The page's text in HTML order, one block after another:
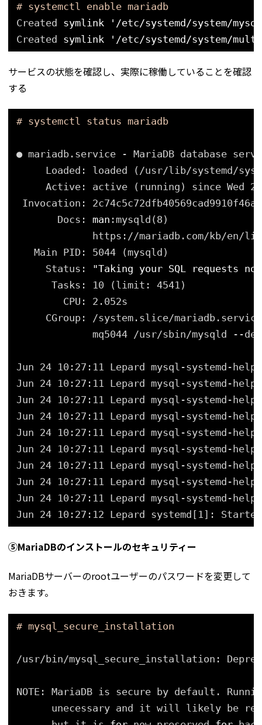
# systemctl enable mariadb
Created symlink
'/etc/systemd/system/
Created symlink '/etc/systemd/system/
サービスの状態を確認し、実際に稼働していることを確認
する
# systemctl status mariadb
● mariadb.service - MariaDB database
Loaded: loaded ( /usr/lib/systemd/
Active: active (running) since Wed
Invocation:
Docs: man :mysqld(8)
https: //mariadb .com/kb/en/
Main PID: 5044 (mysqld)
Status: "Taking your SQL requests
Tasks: 10 (limit: 4541)
CPU: 2.052s
CGroup: /system .slice/mariadb .service
mq5044 /usr/sbin/mysqld --
Jun 24 10:27:11 Lepard mysql-systemd-
Jun 24 10:27:11 Lepard mysql-systemd-
Jun 24 10:27:11 Lepard mysql-systemd-
Jun 24 10:27:11 Lepard mysql-systemd-
Jun 24 10:27:11 Lepard mysql-systemd-
Jun 24 10:27:11 Lepard mysql-systemd-
Jun 24 10:27:11 Lepard mysql-systemd-
Jun 24 10:27:11 Lepard mysql-systemd-
Jun 24 10:27:11 Lepard mysql-systemd-
Jun 24 10:27:12 Lepard systemd[1]:
⑤MariaDBのインストールのセキュリティー
MariaDBサーバーのrootユーザーのパスワードを変更して
おきます。
# mysql_secure_installation
/usr/bin/mysql_secure_installation :
NOTE: MariaDB is secure by default.
unecessary and it will likely be